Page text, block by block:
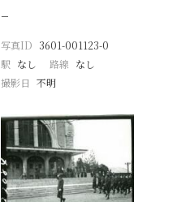
−
写真ID 3601-001123-0
駅 なし 路線 なし
撮影日 不明